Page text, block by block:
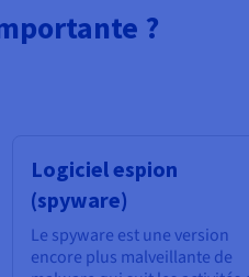
?
Logiciel espion
(spyware)
Le spyware est une version
encore plus malveillante de